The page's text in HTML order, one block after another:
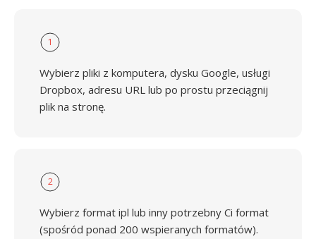
1
Wybierz pliki z komputera, dysku Google, usługi
Dropbox, adresu URL lub po prostu przeciągnij
plik na stronę.
2
Wybierz format ipl lub inny potrzebny Ci format
(spośród ponad 200 wspieranych formatów).